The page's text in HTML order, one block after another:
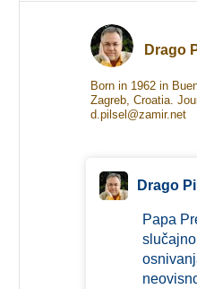
Drago
Born in 1962 in
Zagreb, Croatia.
d.pilsel@zamir.net
Drago
Papa